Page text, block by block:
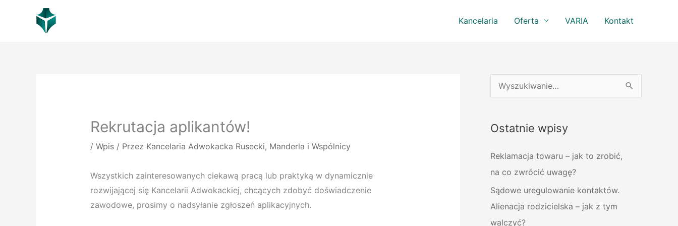
Kancelaria Oferta VARIA Kontakt
Rekrutacja aplikantów!
/ Wpis/ Przez Kancelaria Adwokacka Rusecki, Manderla i Wspólnicy
Wszystkich zainteresowanych ciekawą pracą lub praktyką w dynamicznie
rozwijającej się Kancelarii Adwokackiej, chcących zdobyć doświadczenie
zawodowe, prosimy o nadsyłanie zgłoszeń aplikacyjnych.
a
j
d
Ostatnie wpisy
Reklamacja towaru – jak to zrobić,
na co zwrócić uwagę?
Sądowe uregulowanie kontaktów.
Alienacja rodzicielska – jak z tym
walczyć?